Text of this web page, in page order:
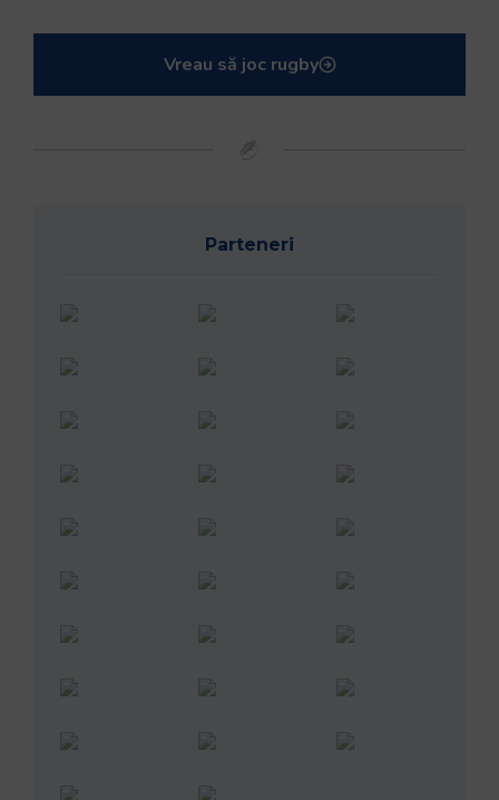
Vreau să joc rugby
Parteneri